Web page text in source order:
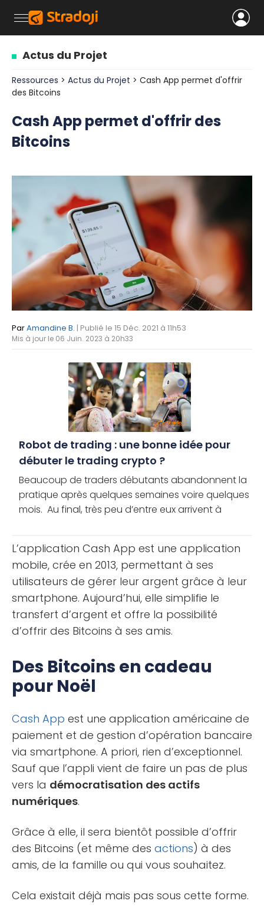
Actus du Projet
Ressources > Actus du Projet > Cash App permet d'offrir
des Bitcoins
Cash App permet d'offrir des
Bitcoins
ParAmandine B. | Publié le 15 Déc. 2021 à 11h53
Mis à jour le 06 Juin. 2023 à 20h33
Robot de trading : une bonne idée pour
débuter le trading crypto ?
Beaucoup de traders débutants abandonnent la
pratique après quelques semaines voire quelques
mois. Au final, très peu d’entre eux arrivent à
L’application Cash App est une application
mobile, crée en 2013, permettant à ses
utilisateurs de gérer leur argent grâce à leur
smartphone. Aujourd’hui, elle simplifie le
transfert d’argent et offre la possibilité
d’offrir des Bitcoins à ses amis.
Des Bitcoins en cadeau
pour Noël
Cash App est une application américaine de
paiement et de gestion d’opération bancaire
via smartphone. A priori, rien d’exceptionnel.
Sauf que l’appli vient de faire un pas de plus
vers la démocratisation des actifs
numériques.
Grâce à elle, il sera bientôt possible d’offrir
des Bitcoins (et même des actions) à des
amis, de la famille ou qui vous souhaitez.
Cela existait déjà mais pas sous cette forme.